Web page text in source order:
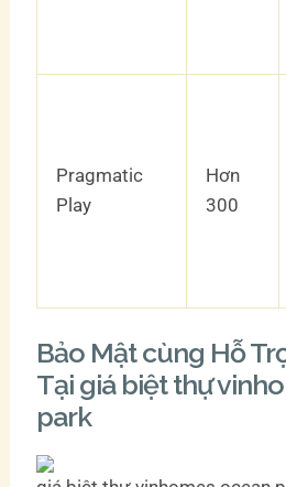
Pragmatic
Play
Hơn
300
Bảo Mật cùng Hỗ
Tại giá biệt thự
park